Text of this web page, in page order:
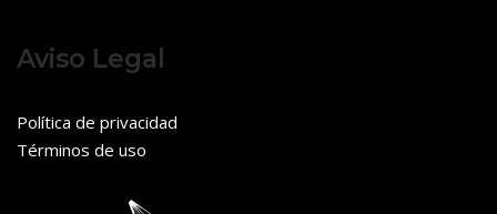
Aviso Legal
Política de privacidad
Términos de uso